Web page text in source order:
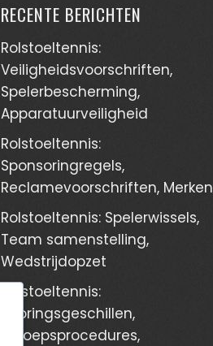
RECENTE BERICHTEN
Rolstoeltennis:
Veiligheidsvoorschriften,
Spelerbescherming,
Apparatuurveiligheid
Rolstoeltennis:
Sponsoringregels,
Reclamevoorschriften, Merken
Rolstoeltennis: Spelerwissels,
Team samenstelling,
Wedstrijdopzet
Rolstoeltennis:
Scoringsgeschillen,
Beroepsprocedures,